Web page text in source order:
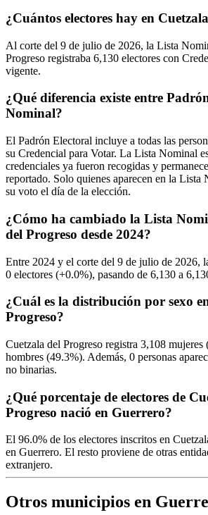
¿Cuántos electores hay en
Al corte del 9 de julio de 2026, la Lista
Progreso registraba 6,130 electores con
vigente.
¿Qué diferencia existe entre
Nominal?
El Padrón Electoral incluye a todas las
su Credencial para Votar. La Lista Nominal
credenciales ya fueron recogidas y
reportado. Solo quienes aparecen en la Lista
su voto el día de la elección.
¿Cómo ha cambiado la Lista
del Progreso desde 2024?
Entre 2024 y el corte del 9 de julio de 2026,
0 electores (+0.0%), pasando de 6,130 a
¿Cuál es la distribución por sexo
Progreso?
Cuetzala del Progreso registra 3,108 mujeres
hombres (49.3%). Además, 0 personas
no binarias.
¿Qué porcentaje de electores de
Progreso nació en Guerrero?
El 96.0% de los electores inscritos en
en Guerrero. El resto proviene de otras
extranjero.
Otros municipios en